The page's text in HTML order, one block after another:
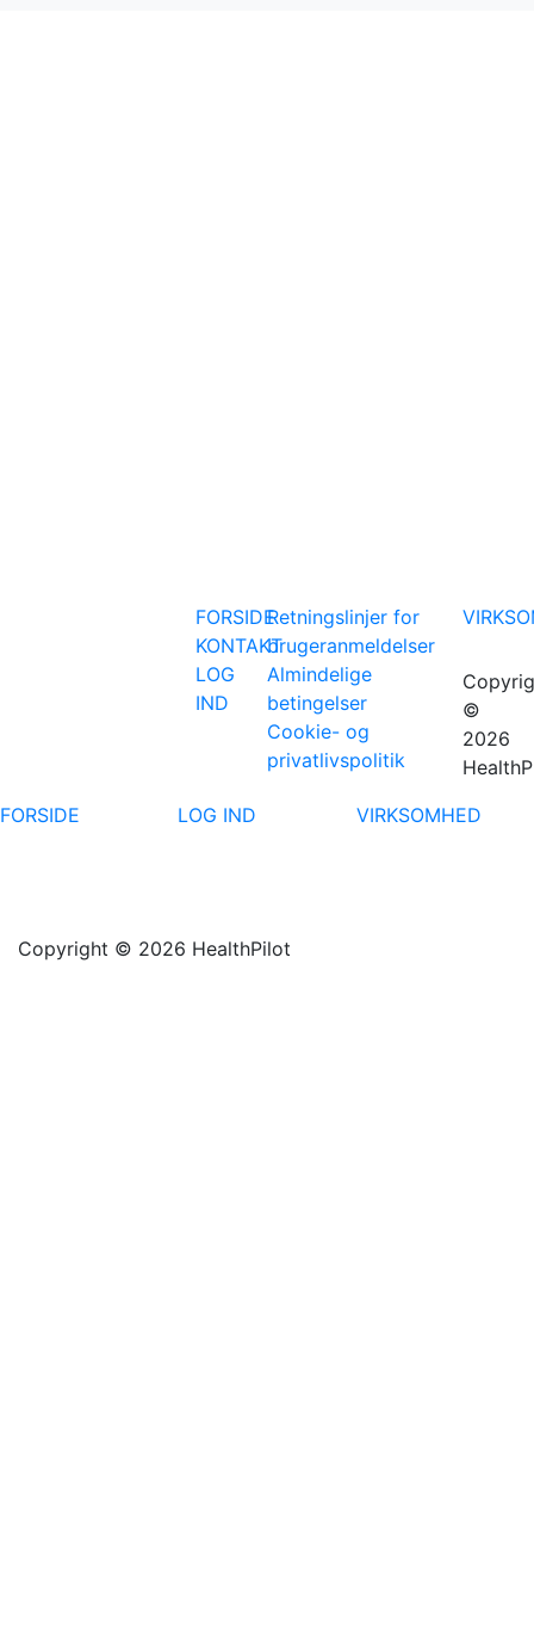
FORSIDE
KONTAKT
LOG
IND
Retningslinjer for
brugeranmeldelser
Almindelige
betingelser
Cookie- og
privatlivspolitik
©
2026
FORSIDE
LOG IND VIRKSOMHED
Copyright © 2026 HealthPilot